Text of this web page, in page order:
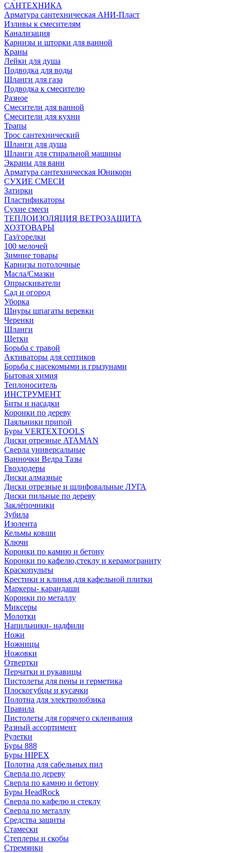
САНТЕХНИКА
Арматура сантехническая АНИ-Пласт
Изливы к смесителям
Канализация
Карнизы и шторки для ванной
Краны
Лейки для душа
Подводка для воды
Шланги для газа
Подводка к смесителю
Разное
Смесители для ванной
Смесители для кухни
Трапы
Трос сантехнический
Шланги для душа
Шланги для стиральной машины
Экраны для ванн
Арматура сантехническая Юникорн
СУХИЕ СМЕСИ
Затирки
Пластификаторы
Сухие смеси
ТЕПЛОИЗОЛЯЦИЯ ВЕТРОЗАЩИТА
ХОЗТОВАРЫ
Газ/горелки
100 мелочей
Зимние товары
Карнизы потолочные
Масла/Смазки
Опрыскиватели
Сад и огород
Уборка
Шнуры шпагаты веревки
Черенки
Шланги
Щетки
Борьба с травой
Активаторы для септиков
Борьба с насекомыми и грызунами
Бытовая химия
Теплоноситель
ИНСТРУМЕНТ
Биты и насадки
Коронки по дереву
Паяльники припой
Буры VERTEXTOOLS
Диски отрезные ATAMAN
Сверла универсальные
Ванночки Ведра Тазы
Гвоздодеры
Диски алмазные
Диски отрезные и шлифовальные ЛУГА
Диски пильные по дереву
Заклёпочники
Зубила
Изолента
Кельмы ковши
Ключи
Коронки по камню и бетону
Коронки по кафелю,стеклу и керамограниту
Краскопульты
Крестики и клинья для кафельной плитки
Маркеры- карандаши
Коронки по металлу
Миксеры
Молотки
Напильники- надфили
Ножи
Ножницы
Ножовки
Отвертки
Перчатки и рукавицы
Пистолеты для пены и герметика
Плоскогубцы и кусачки
Полотна для электролобзика
Правила
Пистолеты для горячего склеивания
Разный ассортимент
Рулетки
Буры 888
Буры HIPEX
Полотна для сабельных пил
Сверла по дереву
Сверла по камню и бетону
Буры HeadRock
Сверла по кафелю и стеклу
Сверла по металлу
Средства защиты
Стамески
Степлеры и скобы
Стремянки